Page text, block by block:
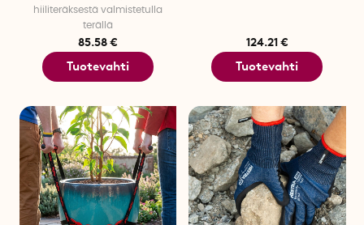
hiiliteräksestä valmistetulla
terällä
85.58 €
Tuotevahti
124.21 €
Tuotevahti